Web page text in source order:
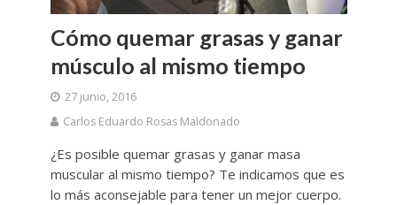
Cómo quemar grasas y ganar
músculo al mismo tiempo
27 junio, 2016
Carlos Eduardo Rosas Maldonado
¿Es posible quemar grasas y ganar masa
muscular al mismo tiempo? Te indicamos que es
lo más aconsejable para tener un mejor cuerpo.